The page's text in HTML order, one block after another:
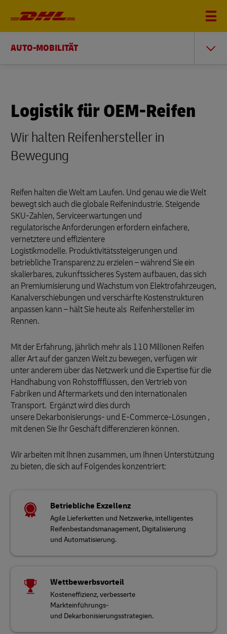
AUTO-MOBILITÄT
Logistik für OEM-Reifen
Wir halten Reifenhersteller in
Bewegung
Reifen halten die Welt am Laufen. Und genau wie die Welt
bewegt sich auch die globale Reifenindustrie. Steigende
SKU-Zahlen, Serviceerwartungen und
regulatorische Anforderungen erfordern einfachere,
vernetztere und effizientere
Logistikmodelle. Produktivitätssteigerungen und
betriebliche Transparenz zu erzielen – während Sie ein
skalierbares, zukunftssicheres System aufbauen, das sich
an Premiumisierung und Wachstum von Elektrofahrzeugen,
Kanalverschiebungen und verschärfte Kostenstrukturen
anpassen kann – hält Sie heute als Reifenhersteller im
Rennen.
Mit der Erfahrung, jährlich mehr als 110 Millionen Reifen
aller Art auf der ganzen Welt zu bewegen, verfügen wir
unter anderem über das Netzwerk und die Expertise für die
Handhabung von Rohstoffflüssen, den Vertrieb von
Fabriken und Aftermarkets und den internationalen
Transport. Ergänzt wird dies durch
unsere Dekarbonisierungs- und E-Commerce-Lösungen ,
mit denen Sie Ihr Geschäft differenzieren können.
Wir arbeiten mit Ihnen zusammen, um Ihnen Unterstützung
zu bieten, die sich auf Folgendes konzentriert:
Betriebliche Exzellenz
Agile Lieferketten und Netzwerke, intelligentes
Reifenbestandsmanagement, Digitalisierung
und Automatisierung.
Wettbewerbsvorteil
Kosteneffizienz, verbesserte
Markteinführungs-
und Dekarbonisierungsstrategien.